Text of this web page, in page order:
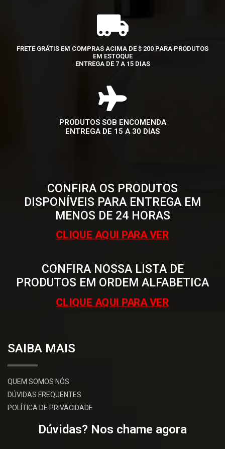
FRETE GRÁTIS EM COMPRAS ACIMA DE $ 200 PARA PRODUTOS
EM ESTOQUE
ENTREGA DE 7 A 15 DIAS
PRODUTOS SOB ENCOMENDA
ENTREGA DE 15 A 30 DIAS
CONFIRA OS PRODUTOS
DISPONÍVEIS PARA ENTREGA EM
MENOS DE 24 HORAS
CLIQUE AQUI PARA VER
CONFIRA NOSSA LISTA DE
PRODUTOS EM ORDEM ALFABETICA
CLIQUE AQUI PARA VER
SAIBA MAIS
QUEM SOMOS NÓS
DÚVIDAS FREQUENTES
POLÍTICA DE PRIVACIDADE
Dúvidas? Nos chame agora